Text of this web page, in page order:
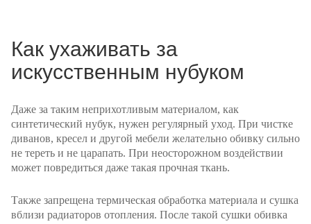
Как ухаживать за
искусственным нубуком
Даже за таким неприхотливым материалом, как
синтетический нубук, нужен регулярный уход. При чистке
диванов, кресел и другой мебели желательно обивку сильно
не тереть и не царапать. При неосторожном воздействии
может повредиться даже такая прочная ткань.
Также запрещена термическая обработка материала и сушка
вблизи радиаторов отопления. После такой сушки обивка